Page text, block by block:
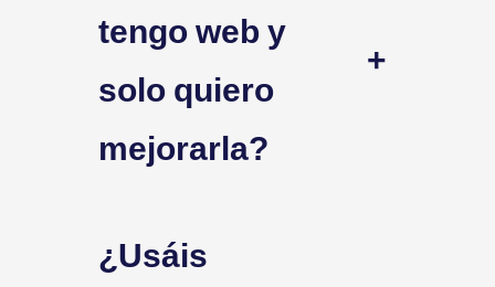
tengo web y
solo quiero
mejorarla?
+
¿Usáis